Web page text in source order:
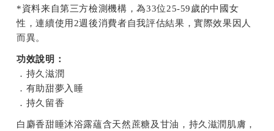
*資料来自第三方檢測機構，為33位25-59歲的中國女
性，連續使用2週後消費者自我評估結果，實際效果因人
而異。
功效說明：
．持久滋潤
．有助甜夢入睡
．持久留香
白麝香甜睡沐浴露蘊含天然蔗糖及甘油，持久滋潤肌膚，